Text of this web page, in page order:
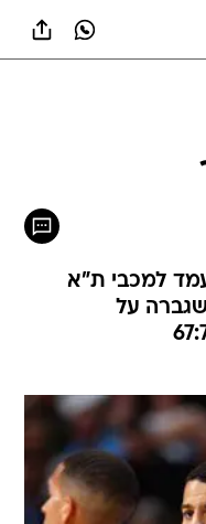
למכבי ת"א
על